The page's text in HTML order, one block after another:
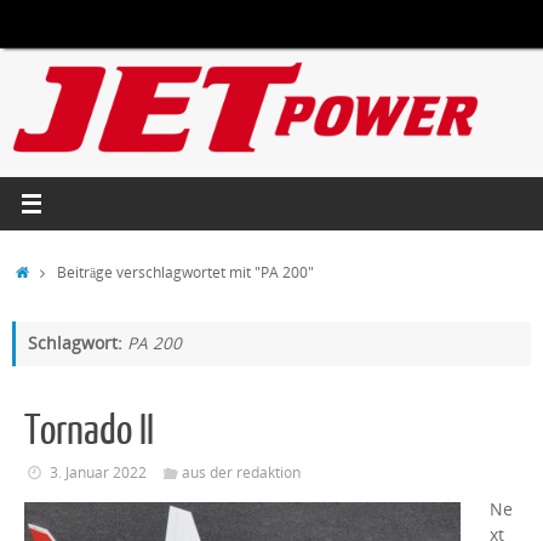
springen
StartBeiträge verschlagwortet mit "PA 200"
Schlagwort: PA 200
Tornado II
3. Januar 2022 aus der redaktion
Ne
xt